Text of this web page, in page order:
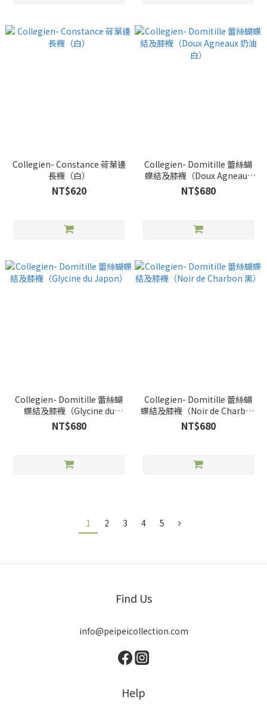
Collegien- Constance 荷葉邊
長襪（白）
NT$620
Collegien- Domitille 蕾絲蝴
蝶結及膝襪（Doux Agneaux
奶油白）
NT$680
Collegien- Domitille 蕾絲蝴
蝶結及膝襪（Glycine du
Japon）
NT$680
Collegien- Domitille 蕾絲蝴
蝶結及膝襪（Noir de Charbon
黑）
NT$680
1 2 3 4 5
Find Us
info@peipeicollection.com
Help